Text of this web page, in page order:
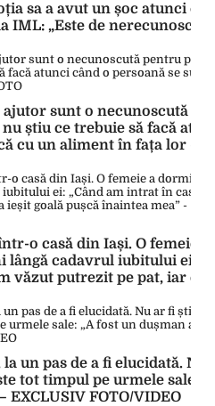
sa a avut un șoc atunci
IML: „Este de nerecunoscut,
sunt o necunoscută
știu ce trebuie să facă
cu un aliment în fața lor –
o casă din Iași. O femeie
lângă cadavrul iubitului ei:
văzut putrezit pe pat, iar ea
un pas de a fi elucidată. Nu
tot timpul pe urmele sale:
EXCLUSIV FOTO/VIDEO